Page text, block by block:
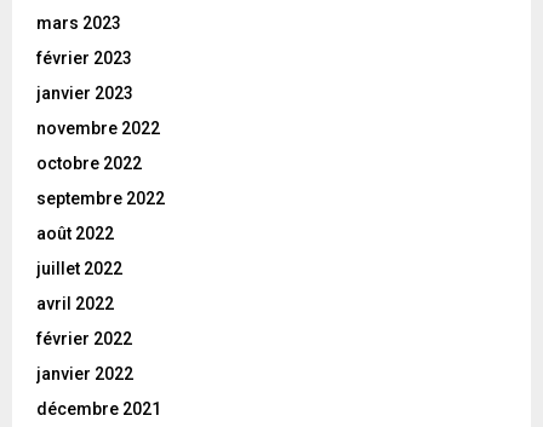
mars 2023
février 2023
janvier 2023
novembre 2022
octobre 2022
septembre 2022
août 2022
juillet 2022
avril 2022
février 2022
janvier 2022
décembre 2021